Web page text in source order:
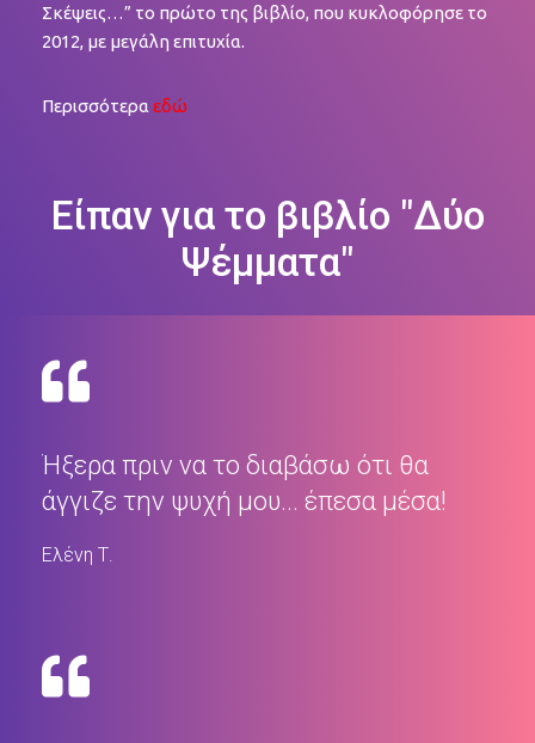
Σκέψεις…” το πρώτο της βιβλίο, που κυκλοφόρησε το
2012, με μεγάλη επιτυχία.
Περισσότερα εδώ
Είπαν για το βιβλίο "Δύο
Ψέμματα"
Ήξερα πριν να το διαβάσω ότι θα
άγγιζε την ψυχή μου... έπεσα μέσα!
Ελένη Τ.